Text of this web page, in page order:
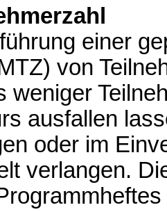
einer
von
weniger
ausfallen
oder im
verlangen.